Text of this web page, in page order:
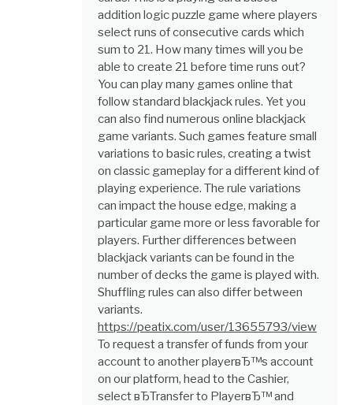
addition logic puzzle game where players
select runs of consecutive cards which
sum to 21. How many times will you be
able to create 21 before time runs out?
You can play many games online that
follow standard blackjack rules. Yet you
can also find numerous online blackjack
game variants. Such games feature small
variations to basic rules, creating a twist
on classic gameplay for a different kind of
playing experience. The rule variations
can impact the house edge, making a
particular game more or less favorable for
players. Further differences between
blackjack variants can be found in the
number of decks the game is played with.
Shuffling rules can also differ between
variants.
https://peatix.com/user/13655793/view
To request a transfer of funds from your
account to another playerвЂ™s account
on our platform, head to the Cashier,
select вЂTransfer to PlayerвЂ™ and